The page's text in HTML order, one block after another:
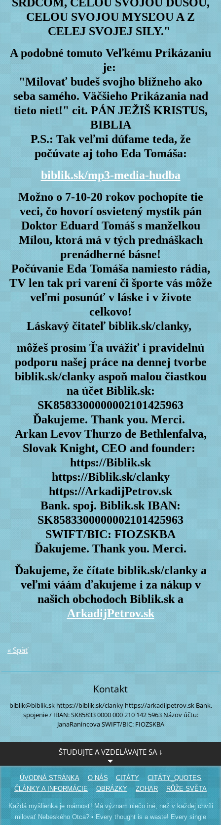
CELOU SVOJOU MYSĽOU A Z
CELEJ SVOJEJ SILY."
A podobné tomuto Veľkému Prikázaniu
je:
"Milovať budeš svojho blížneho ako
seba samého. Väčšieho Prikázania nad
tieto niet!" cit. PÁN JEŽIŠ KRISTUS,
BIBLIA
P.S.: Tak veľmi dúfame teda, že
počúvate aj toho Eda Tomáša:
biblik.sk/mp3-media-hudba
Možno o 7-10-20 rokov pochopíte tie
veci, čo hovorí osvietený mystik pán
Doktor Eduard Tomáš s manželkou
Mílou, ktorá má v tých prednáškach
prenádherné básne!
Počúvanie Eda Tomáša namiesto rádia,
TV len tak pri varení či športe vás môže
veľmi posunúť v láske i v živote
celkovo!
Láskavý čitateľ biblik.sk/clanky,
môžeš prosím Ťa uvážiť i pravidelnú
podporu našej práce na dennej tvorbe
biblik.sk/clanky aspoň malou čiastkou
na účet Biblik.sk:
SK8583300000002101425963
Ďakujeme. Thank you. Merci.
Arkan Levov Thurzo de Bethlenfalva,
Slovak Knight, CEO and founder:
https://Biblik.sk
https://Biblik.sk/clanky
https://ArkadijPetrov.sk
Bank. spoj. Biblik.sk IBAN:
SK8583300000002101425963
SWIFT/BIC: FIOZSKBA
Ďakujeme. Thank you. Merci.
Ďakujeme, že čítate biblik.sk/clanky a
veľmi váám ďakujeme i za nákup v
našich obchodoch Biblik.sk a
ArkadijPetrov.sk
« Späť
Kontakt
biblik@biblik.skhttps://biblik.sk/clankyhttps://arkadijpetrov.skBank.
spojenie / IBAN:SK85833 0000000 210 142 5963Názov účtu:
JanaRanincovaSWIFT/BIC: FIOZSKBA
ŠTUDUJTE A VZDELÁVAJTE SA ↓
ÚVODNÁ STRÁNKA O NÁS CITÁTY
CITÁTY_QUOTES
ČLÁNKY A INFORMÁCIE
OBRÁZKY ZOHAR RŮŽE SVĚTA
Každá myšlienka je márnosť! Má význam niečo iné, než v každej chvíli
milovať Nebeského Otca? • Every thought is a waste! Every single